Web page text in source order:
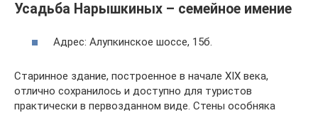
Усадьба Нарышкиных – семейное имение
Адрес: Алупкинское шоссе, 15б.
Старинное здание, построенное в начале XIX века,
отлично сохранилось и доступно для туристов
практически в первозданном виде. Стены особняка